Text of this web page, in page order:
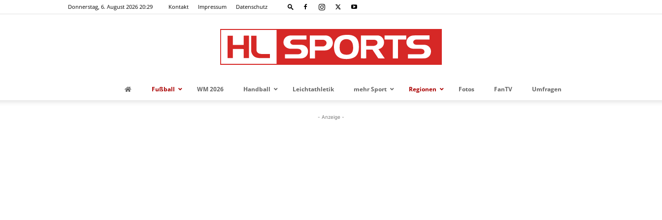
Donnerstag, 6. August 2026 20:29 Kontakt Impressum Datenschutz
Fußball WM 2026 Handball Leichtathletik mehr Sport Regionen Fotos FanTV Umfragen
- Anzeige -